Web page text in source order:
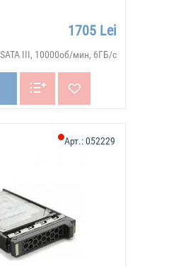
1705 Lei
III, 10000об/мин, 6ГБ/с
Арт.:052229